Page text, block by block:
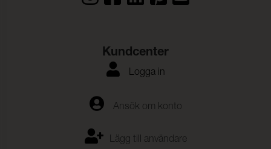
Kundcenter
Logga in
Ansök om konto
Lägg till användare